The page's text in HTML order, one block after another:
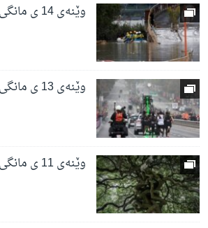
وێنەی 14 ی مانگی دەی ساڵی 2019
وێنەی 13 ی مانگی دەی ساڵی 2019
وێنەی 11 ی مانگی دەی ساڵی 2019